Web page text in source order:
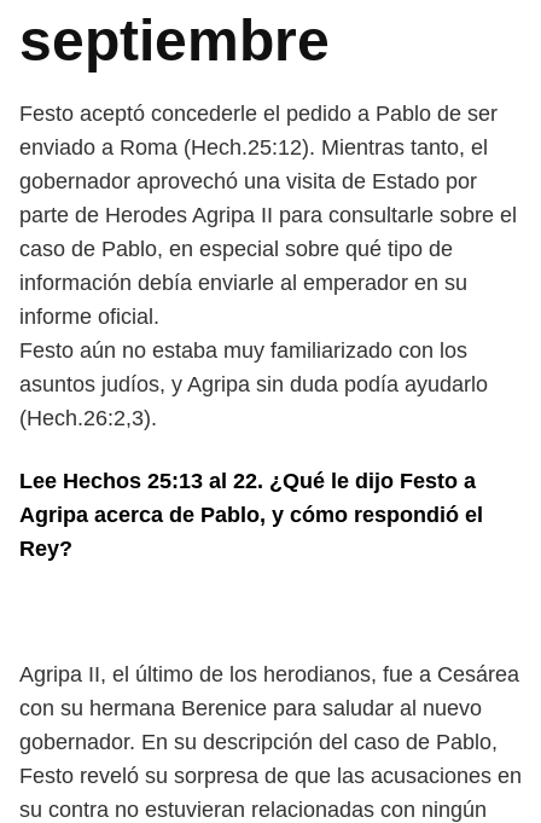
septiembre
Festo aceptó concederle el pedido a Pablo de ser
enviado a Roma (Hech.25:12). Mientras tanto, el
gobernador aprovechó una visita de Estado por
parte de Herodes Agripa II para consultarle sobre el
caso de Pablo, en especial sobre qué tipo de
información debía enviarle al emperador en su
informe oficial.
Festo aún no estaba muy familiarizado con los
asuntos judíos, y Agripa sin duda podía ayudarlo
(Hech.26:2,3).
Lee Hechos 25:13 al 22. ¿Qué le dijo Festo a
Agripa acerca de Pablo, y cómo respondió el
Rey?
Agripa II, el último de los herodianos, fue a Cesárea
con su hermana Berenice para saludar al nuevo
gobernador. En su descripción del caso de Pablo,
Festo reveló su sorpresa de que las acusaciones en
su contra no estuvieran relacionadas con ningún